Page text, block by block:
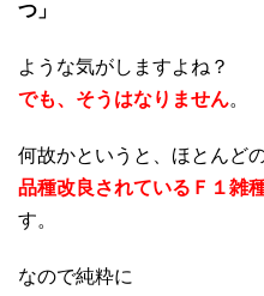
つ」
ような気がしますよね？
でも、そうはなりません。
何故かというと、ほとんど
品種改良されているＦ１雑
す。
なので純粋に